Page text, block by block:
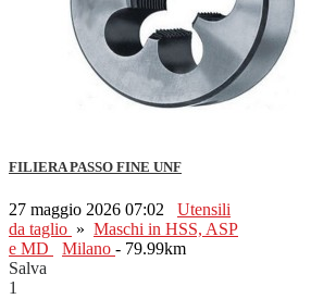
FILIERA PASSO FINE UNF
27 maggio 2026 07:02
Utensili
da taglio » Maschi in HSS, ASP
e MD
Milano - 79.99km
Salva
1